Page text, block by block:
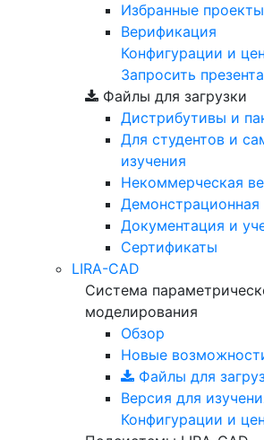
Избранные проекты
Верификация
Конфигурации и
Запросить
Файлы для загрузки
Дистрибутивы и
Для студентов и
изучения
Некоммерческая
Демонстрационная
Документация и
Сертификаты
LIRA-CAD
Система
моделирования
Обзор
Новые
Файлы для
Версия для
Конфигурации и